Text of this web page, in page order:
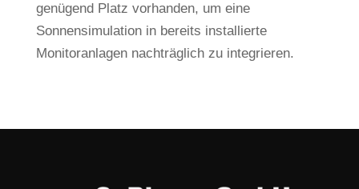
genügend Platz vorhanden, um eine
Sonnensimulation in bereits installierte
Monitoranlagen nachträglich zu integrieren.